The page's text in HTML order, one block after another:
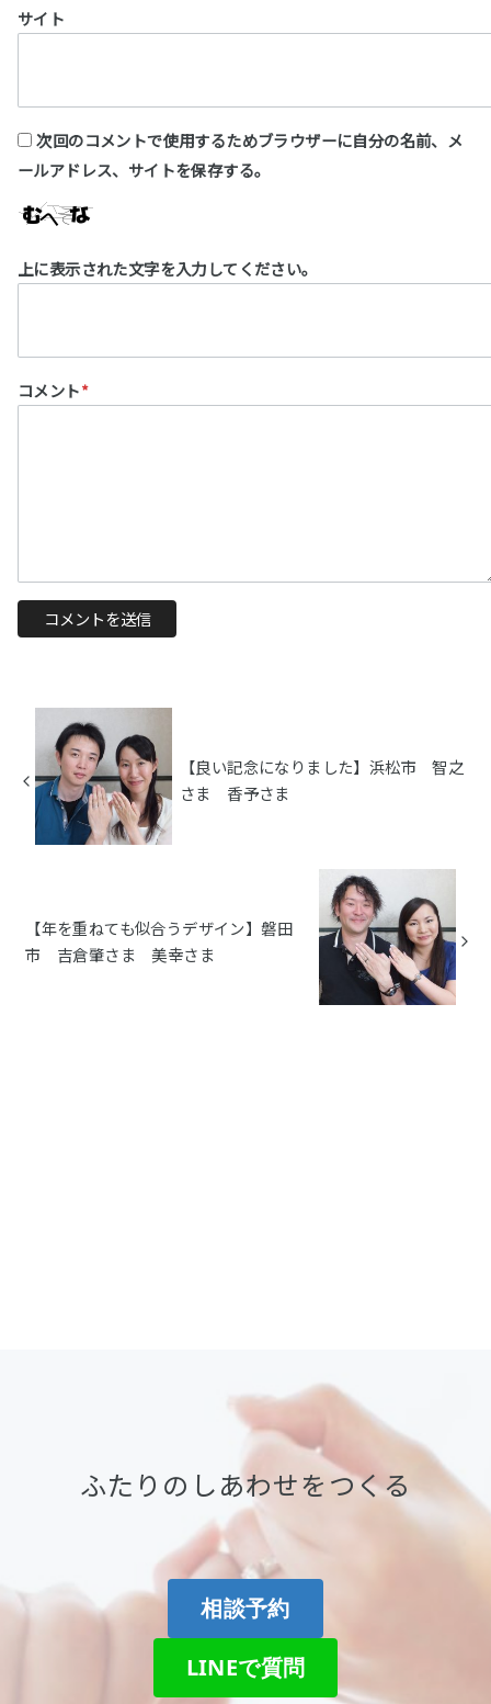
サイト
次回のコメントで使用するためブラウザーに自分の名前、メ
ールアドレス、サイトを保存する。
上に表示された文字を入力してください。
コメント*
【良い記念になりました】浜松市 智之
さま 香予さま
【年を重ねても似合うデザイン】磐田
市 吉倉肇さま 美幸さま
ふたりのしあわせをつくる
相談予約
LINEで質問